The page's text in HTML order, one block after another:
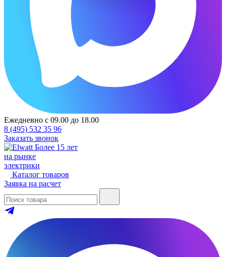
Ежедневно с 09.00 до 18.00
8 (495) 532 35 96
Заказать звонок
Более 15 лет
на рынке
электрики
Каталог товаров
Заявка на расчет